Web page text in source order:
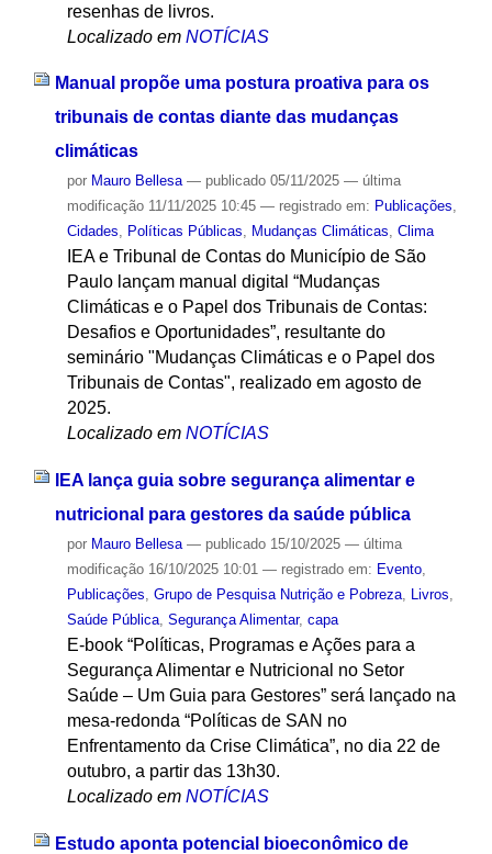
resenhas de livros.
Localizado em NOTÍCIAS
Manual propõe uma postura proativa para os
tribunais de contas diante das mudanças
climáticas
por Mauro Bellesa — publicado05/11/2025 — última
modificação11/11/2025 10:45 — registrado em: Publicações,
Cidades, Políticas Públicas, Mudanças Climáticas, Clima
IEA e Tribunal de Contas do Município de São
Paulo lançam manual digital “Mudanças
Climáticas e o Papel dos Tribunais de Contas:
Desafios e Oportunidades”, resultante do
seminário "Mudanças Climáticas e o Papel dos
Tribunais de Contas", realizado em agosto de
2025.
Localizado em NOTÍCIAS
IEA lança guia sobre segurança alimentar e
nutricional para gestores da saúde pública
por Mauro Bellesa — publicado15/10/2025 — última
modificação16/10/2025 10:01 — registrado em: Evento,
Publicações, Grupo de Pesquisa Nutrição e Pobreza, Livros,
Saúde Pública, Segurança Alimentar, capa
E-book “Políticas, Programas e Ações para a
Segurança Alimentar e Nutricional no Setor
Saúde – Um Guia para Gestores” será lançado na
mesa-redonda “Políticas de SAN no
Enfrentamento da Crise Climática”, no dia 22 de
outubro, a partir das 13h30.
Localizado em NOTÍCIAS
Estudo aponta potencial bioeconômico de